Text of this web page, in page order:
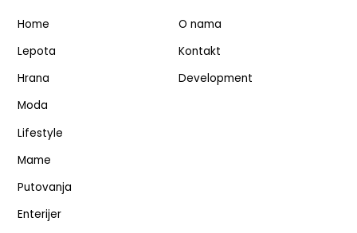
Home
Lepota
Hrana
Moda
Lifestyle
Mame
Putovanja
Enterijer
O nama
Kontakt
Development